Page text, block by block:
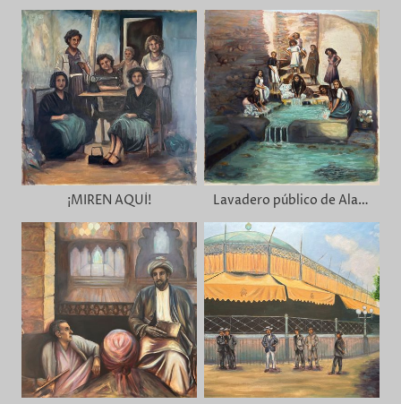
¡MIREN AQUÍ! Lavadero público de Alange 1950